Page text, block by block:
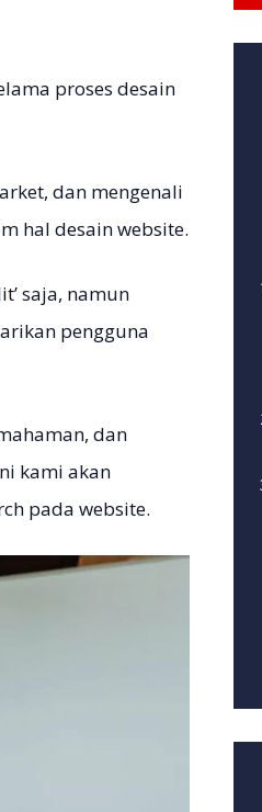
proses desain
dan mengenali
hal desain website.
saja, namun
pengguna
dan
kami akan
pada website.